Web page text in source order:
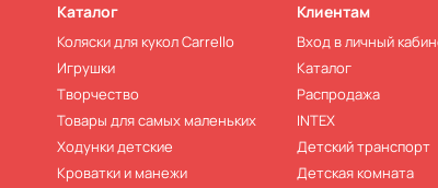
Каталог
Коляски для кукол Carrello
Игрушки
Творчество
Товары для самых маленьких
Ходунки детские
Кроватки и манежи
Клиентам
Вход в личный
Каталог
Распродажа
INTEX
Детский транспорт
Детская комната